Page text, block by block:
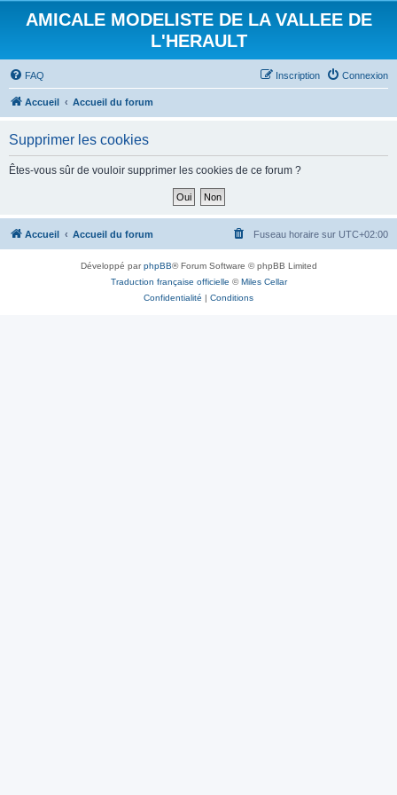
AMICALE MODELISTE DE LA VALLEE DE
L'HERAULT
FAQ Connexion
Inscription
Accueil Accueil du forum
Supprimer les cookies
Êtes-vous sûr de vouloir supprimer les cookies de ce forum ?
Accueil Accueil du forum Fuseau horaire sur UTC+02:00
Développé parphpBB® Forum Software © phpBB Limited
Traduction française officielle ©Miles Cellar
Confidentialité | Conditions